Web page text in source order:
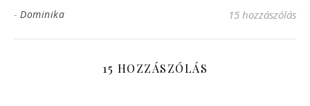
- Dominika 15 hozzászólás
15 HOZZÁSZÓLÁS